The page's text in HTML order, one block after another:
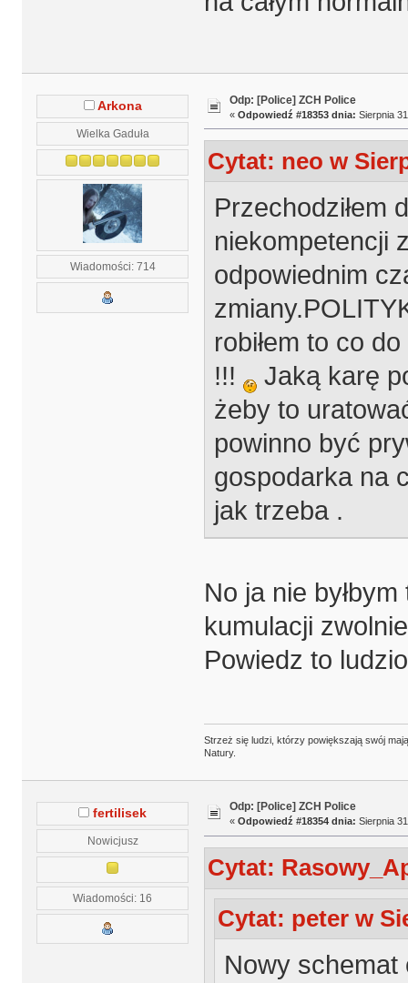
Arkona
Wielka Gaduła
Wiadomości: 714
Odp: [Police] ZCH Police
« Odpowiedź #18353 dnia: Sierpnia
Cytat: neo w
Przechodziłem
niekompetencji
odpowiednim
robiłem to co
!!!
Jaką karę
żeby to
powinno być
gospodarka na
jak trzeba .
No ja nie
kumulacji
Powiedz to
Strzeż się ludzi, którzy powiększają swój
Natury.
fertilisek
Nowicjusz
Wiadomości: 16
Odp: [Police] ZCH Police
« Odpowiedź #18354 dnia: Sierpnia
Cytat:
Cytat: peter w
Nowy schemat